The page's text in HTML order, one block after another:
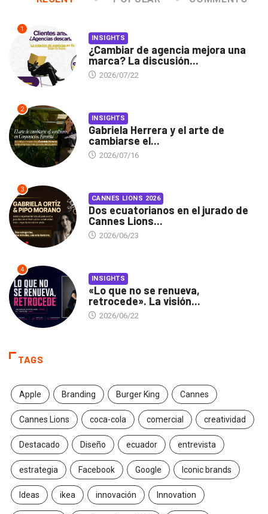
1
INSIGHTS
¿Cambiar de agencia mejora una
marca? La discusión...
2026/07/22
2
INSIGHTS
Gabriela Herrera y el arte de
cambiarse el...
2026/07/16
3
CANNES LIONS 2026
Dos ecuatorianos en el jurado de
Cannes Lions...
2026/06/23
4
INSIGHTS
«Lo que no se renueva,
retrocede». La visión...
2026/06/22
TAGS
Apple Branding Burger King Cannes
Cannes Lions coca-cola comercial creatividad
Destacado Diseño ecuador entrevista
estrategia Facebook Google Iconic brands
Ideas ikea innovación Innovation